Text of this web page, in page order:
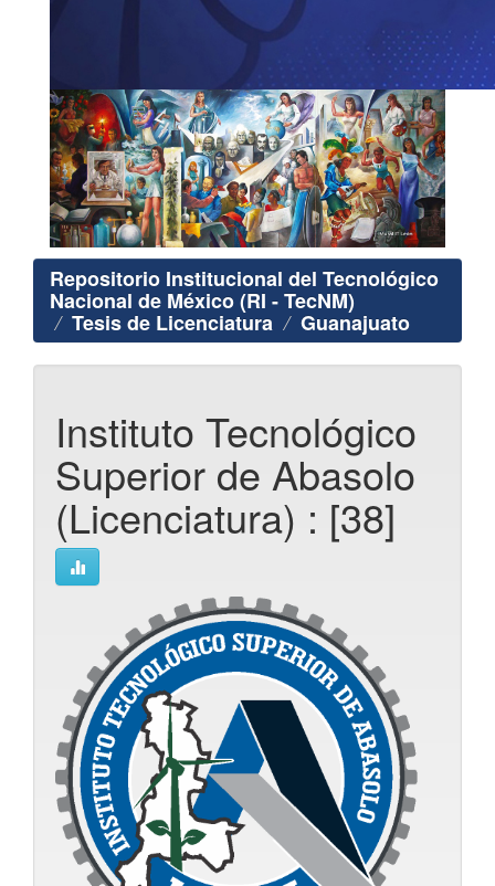
Repositorio Institucional del Tecnológico
Nacional de México (RI - TecNM)
Tesis de Licenciatura Guanajuato
Instituto Tecnológico
Superior de Abasolo
(Licenciatura) : [38]